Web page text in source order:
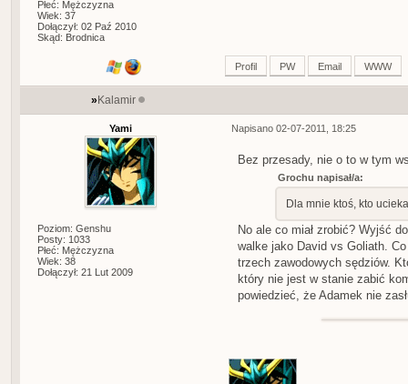
Płeć: Mężczyzna
Wiek: 37
Dołączył: 02 Paź 2010
Skąd: Brodnica
Profil PW Email WWW
» Kalamir
Yami
Poziom: Genshu
Posty: 1033
Płeć: Mężczyzna
Wiek: 38
Dołączył: 21 Lut 2009
Napisano 02-07-2011, 18:25
Bez przesady, nie o to w tym
Grochu napisał/a:
Dla mnie ktoś, kto
No ale co miał zrobić? Wyjść
walke jako David vs Goliath.
trzech zawodowych sędziów.
który nie jest w stanie zabić
powiedzieć, że Adamek nie